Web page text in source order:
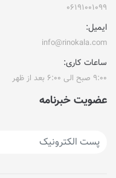
۰۶۱۹۱۰۰۱۰۹۹
ایمیل:
info@rinokala.com
ساعات کاری:
۹:۰۰ صبح الی ۶:۰۰ بعد از ظهر
عضویت خبرنامه